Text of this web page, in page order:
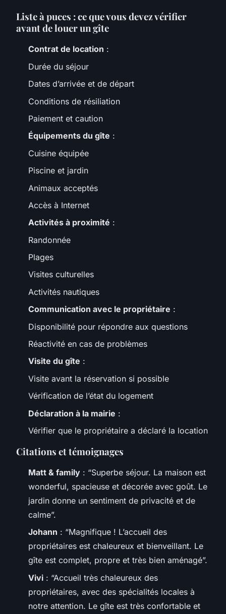
Liste à puces : ce que vous devez vérifier
avant de louer un gîte
Contrat de location :
Durée du séjour
Dates d’arrivée et de départ
Conditions de résiliation
Paiement et caution
Équipements du gîte :
Cuisine équipée
Piscine et jardin
Animaux acceptés
Accès à Internet
Activités à proximité :
Randonnée
Plages
Visites culturelles
Activités nautiques
Communication avec le propriétaire :
Disponibilité pour répondre aux questions
Réactivité en cas de problèmes
Visite du gîte :
Visite avant la réservation si possible
Vérification de l’état du logement
Déclaration à la mairie :
Vérifier que le propriétaire a déclaré la location
Citations et témoignages
Matt & family : “Superbe séjour. La maison est
wonderful, spacieuse et décorée avec goût. Le
jardin donne un sentiment de privacité et de
calme”.
Johann : “Magnifique ! L’accueil des
propriétaires est chaleureux et bienveillant. Le
gîte est complet, propre et très bien aménagé”.
Vivi : “Accueil très chaleureux des
propriétaires, avec des spécialités locales à
notre attention. Le gîte est très confortable et